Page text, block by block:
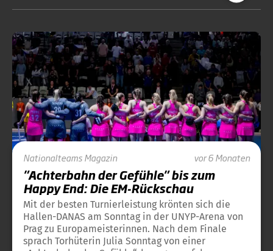
NationalteamsMagazin vor 6 Monaten
"Achterbahn der Gefühle" bis zum
Happy End: Die EM-Rückschau
Mit der besten Turnierleistung krönten sich die
Hallen-DANAS am Sonntag in der UNYP-Arena von
Prag zu Europameisterinnen. Nach dem Finale
sprach Torhüterin Julia Sonntag von einer